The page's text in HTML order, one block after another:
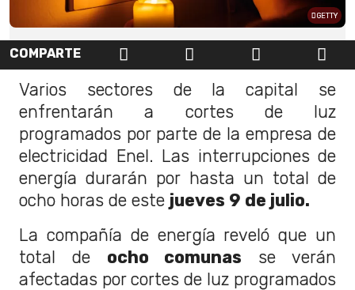
GETTY
COMPARTE
Varios sectores de la capital se
enfrentarán a cortes de luz
programados por parte de la empresa de
electricidad Enel. Las interrupciones de
energía durarán por hasta un total de
ocho horas de este jueves 9 de julio.
La compañía de energía reveló que un
total de ocho comunas se verán
afectadas por cortes de luz programados